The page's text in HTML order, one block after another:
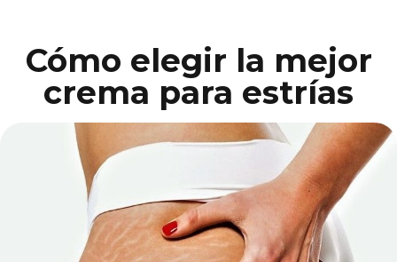
Cómo elegir la mejor
crema para estrías